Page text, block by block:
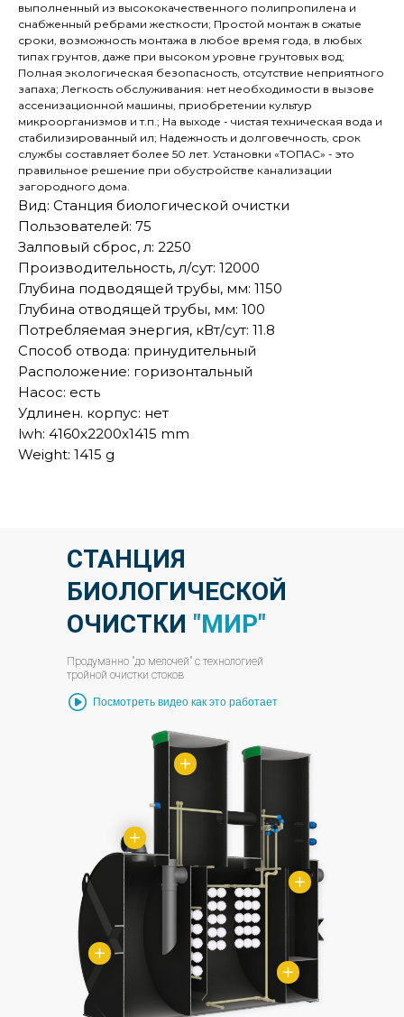
выполненный из высококачественного полипропилена и
снабженный ребрами жесткости; Простой монтаж в сжатые
сроки, возможность монтажа в любое время года, в любых
типах грунтов, даже при высоком уровне грунтовых вод;
Полная экологическая безопасность, отсутствие неприятного
запаха; Легкость обслуживания: нет необходимости в вызове
ассенизационной машины, приобретении культур
микроорганизмов и т.п.; На выходе - чистая техническая вода и
стабилизированный ил; Надежность и долговечность, срок
службы составляет более 50 лет. Установки «ТОПАС» - это
правильное решение при обустройстве канализации
загородного дома.
Вид: Станция биологической очистки
Пользователей: 75
Залповый сброс, л: 2250
Производительность, л/сут: 12000
Глубина подводящей трубы, мм: 1150
Глубина отводящей трубы, мм: 100
Потребляемая энергия, кВт/сут: 11.8
Способ отвода: принудительный
Расположение: горизонтальный
Насос: есть
Удлинен. корпус: нет
lwh: 4160x2200x1415 mm
Weight: 1415 g
СТАНЦИЯ
БИОЛОГИЧЕСКОЙ
ОЧИСТКИ "МИР"
Продуманно "до мелочей" с технологией
тройной очистки стоков
Посмотреть видео как это работает